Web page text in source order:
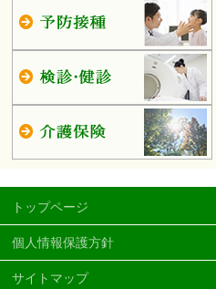
トップページ
個人情報保護方針
サイトマップ